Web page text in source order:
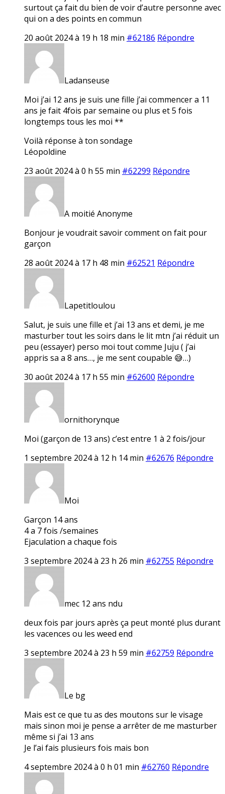
surtout ça fait du bien de voir d’autre personne avec
qui on a des points en commun
20 août 2024 à 19 h 18 min #62186 Répondre
Ladanseuse
Moi j’ai 12 ans je suis une fille j’ai commencer a 11
ans je fait 4fois par semaine ou plus et 5 fois
longtemps tous les moi **
Voilà réponse à ton sondage
Léopoldine
23 août 2024 à 0 h 55 min #62299 Répondre
A moitié Anonyme
Bonjour je voudrait savoir comment on fait pour
garçon
28 août 2024 à 17 h 48 min #62521 Répondre
Lapetitloulou
Salut, je suis une fille et j’ai 13 ans et demi, je me
masturber tout les soirs dans le lit mtn j’ai réduit un
peu (essayer) perso moi tout comme Juju ( j’ai
appris sa a 8 ans…, je me sent coupable 😅…)
30 août 2024 à 17 h 55 min #62600 Répondre
ornithorynque
Moi (garçon de 13 ans) c’est entre 1 à 2 fois/jour
1 septembre 2024 à 12 h 14 min #62676 Répondre
Moi
Garçon 14 ans
4 a 7 fois /semaines
Ejaculation a chaque fois
3 septembre 2024 à 23 h 26 min #62755 Répondre
mec 12 ans ndu
deux fois par jours après ça peut monté plus durant
les vacences ou les weed end
3 septembre 2024 à 23 h 59 min #62759 Répondre
Le bg
Mais est ce que tu as des moutons sur le visage
mais sinon moi je pense a arrêter de me masturber
même si j’ai 13 ans
Je l’ai fais plusieurs fois mais bon
4 septembre 2024 à 0 h 01 min #62760 Répondre